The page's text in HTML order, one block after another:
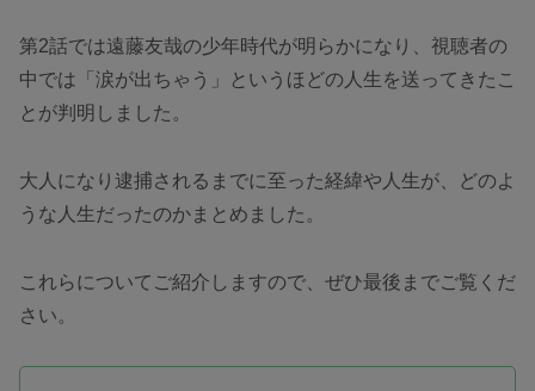
第2話では遠藤友哉の少年時代が明らかになり、視聴者の
中では「涙が出ちゃう」というほどの人生を送ってきたこ
とが判明しました。
大人になり逮捕されるまでに至った経緯や人生が、どのよ
うな人生だったのかまとめました。
これらについてご紹介しますので、ぜひ最後までご覧くだ
さい。